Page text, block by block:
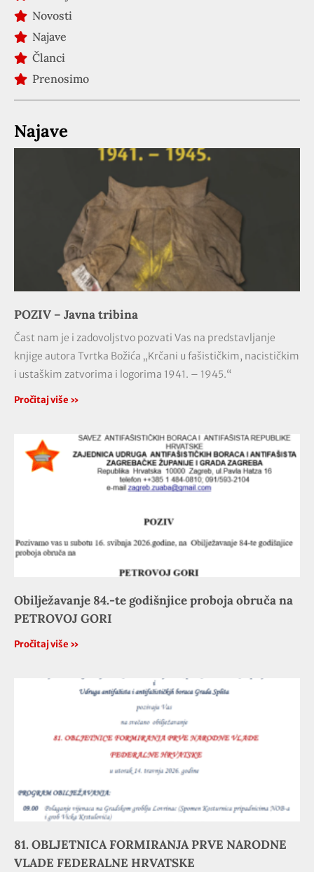
Novosti
Najave
Članci
Prenosimo
Najave
POZIV – Javna tribina
Čast nam je i zadovoljstvo pozvati Vas na predstavljanje
knjige autora Tvrtka Božića „Krčani u fašističkim, nacističkim
i ustaškim zatvorima i logorima 1941. – 1945.“
Pročitaj više »
Obilježavanje 84.-te godišnjice proboja obruča na
PETROVOJ GORI
Pročitaj više »
81. OBLJETNICA FORMIRANJA PRVE NARODNE
VLADE FEDERALNE HRVATSKE